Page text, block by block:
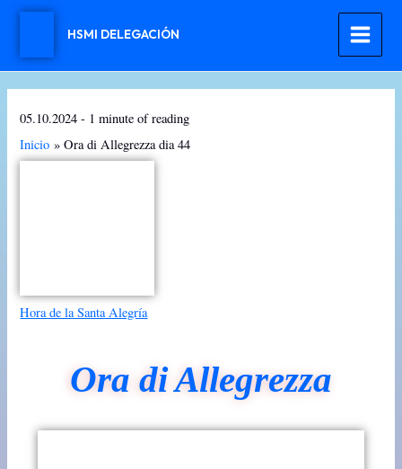
contenido
HSMI DELEGACIÓN
05.10.2024- 1 minute of reading
Inicio
Ora di Allegrezza dia 44
Hora de la Santa Alegría
Ora di Allegrezza